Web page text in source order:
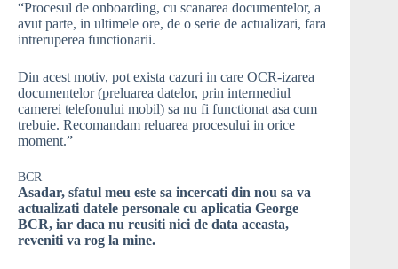
“Procesul de onboarding, cu scanarea documentelor, a
avut parte, in ultimele ore, de o serie de actualizari, fara
intreruperea functionarii.
Din acest motiv, pot exista cazuri in care OCR-izarea
documentelor (preluarea datelor, prin intermediul
camerei telefonului mobil) sa nu fi functionat asa cum
trebuie. Recomandam reluarea procesului in orice
moment.”
BCR
Asadar, sfatul meu este sa incercati din nou sa va
actualizati datele personale cu aplicatia George
BCR, iar daca nu reusiti nici de data aceasta,
reveniti va rog la mine.